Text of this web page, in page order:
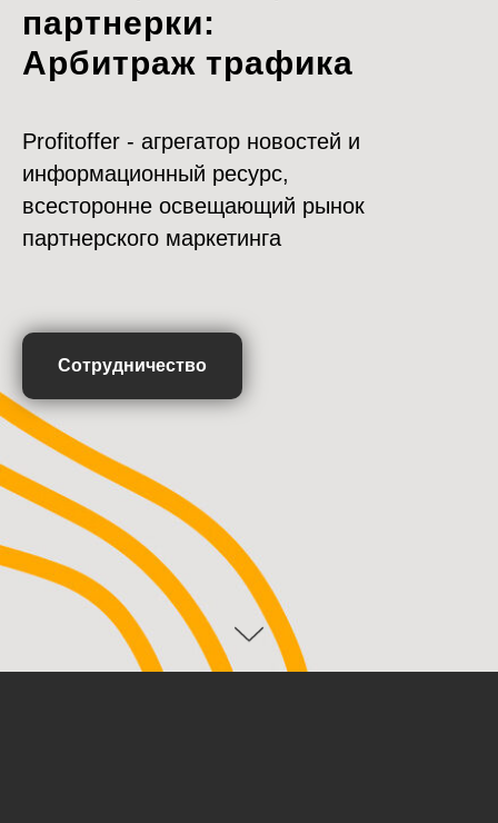
партнерки:
Арбитраж трафика
Profitoffer - агрегатор новостей и
информационный ресурс,
всесторонне освещающий рынок
партнерского маркетинга
Сотрудничество